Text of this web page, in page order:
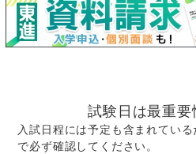
試験日は最重要
入試日程には予定も含まれてい
で必ず確認してください。